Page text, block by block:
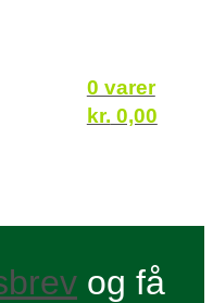
0 varer
kr. 0,00
og få